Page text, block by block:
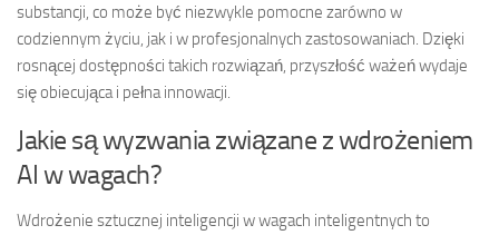
substancji, co może być niezwykle pomocne zarówno w
codziennym życiu, jak i w profesjonalnych zastosowaniach. Dzięki
rosnącej dostępności takich rozwiązań, przyszłość ważeń wydaje
się obiecująca i pełna innowacji.
Jakie są wyzwania związane z wdrożeniem
AI w wagach?
Wdrożenie sztucznej inteligencji w wagach inteligentnych to